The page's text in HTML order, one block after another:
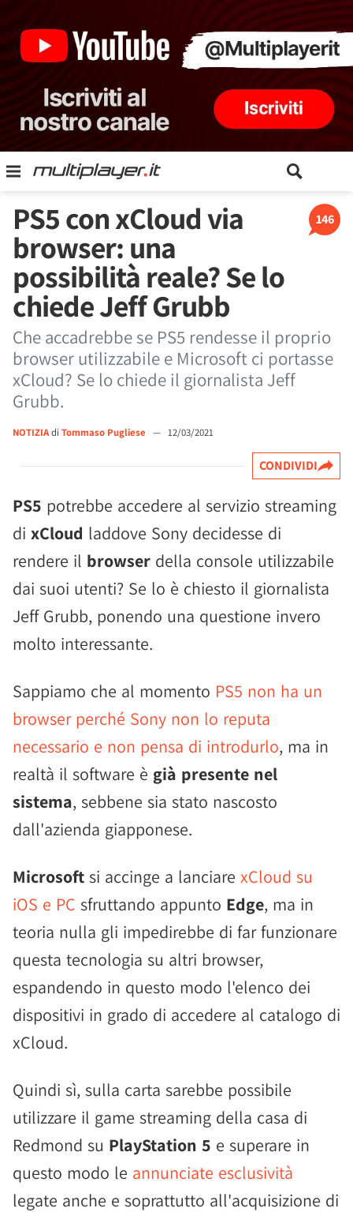
146
PS5 con xCloud via
browser: una
possibilità reale? Se lo
chiede Jeff Grubb
Che accadrebbe se PS5 rendesse il proprio
browser utilizzabile e Microsoft ci portasse
xCloud? Se lo chiede il giornalista Jeff
Grubb.
NOTIZIAdi Tommaso Pugliese — 12/03/2021
CONDIVIDI
PS5 potrebbe accedere al servizio streaming
di xCloud laddove Sony decidesse di
rendere il browser della console utilizzabile
dai suoi utenti? Se lo è chiesto il giornalista
Jeff Grubb, ponendo una questione invero
molto interessante.
Sappiamo che al momento PS5 non ha un
browser perché Sony non lo reputa
necessario e non pensa di introdurlo, ma in
realtà il software è già presente nel
sistema, sebbene sia stato nascosto
dall'azienda giapponese.
Microsoft si accinge a lanciare xCloud su
iOS e PC sfruttando appunto Edge, ma in
teoria nulla gli impedirebbe di far funzionare
questa tecnologia su altri browser,
espandendo in questo modo l'elenco dei
dispositivi in grado di accedere al catalogo di
xCloud.
Quindi sì, sulla carta sarebbe possibile
utilizzare il game streaming della casa di
Redmond su PlayStation 5 e superare in
questo modo le annunciate esclusività
legate anche e soprattutto all'acquisizione di